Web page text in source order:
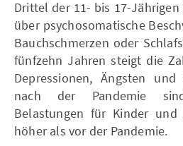
Drittel der 11- bis 17-
über psychosomatische
Bauchschmerzen oder
fünfzehn Jahren steigt die
Depressionen, Ängsten und
nach der Pandemie
Belastungen für Kinder
höher als vor der Pandemie.